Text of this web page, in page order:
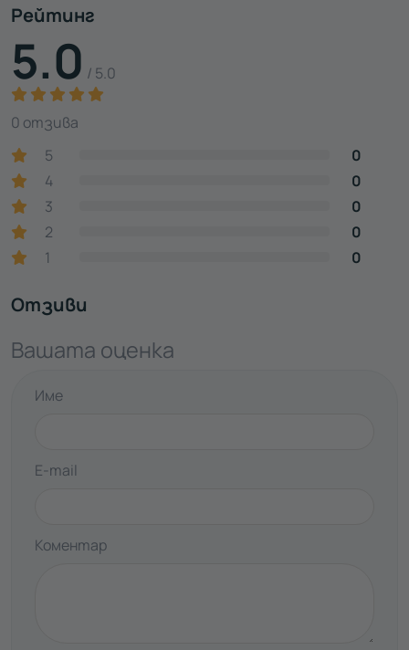
Рейтинг
5.0 / 5.0
0 отзива
5
0
4
0
3
0
2
0
1
0
Отзиви
Вашата оценка
Име
E-mail
Коментар